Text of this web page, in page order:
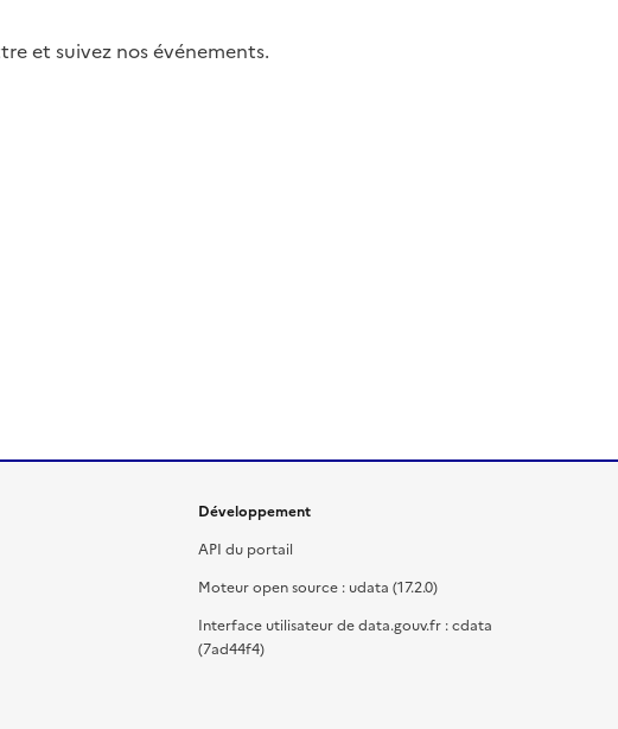
et suivez nos événements.
Développement
API du portail
Moteur open source : udata (17.2.0)
Interface utilisateur de data.gouv.fr : cdata
(7ad44f4)